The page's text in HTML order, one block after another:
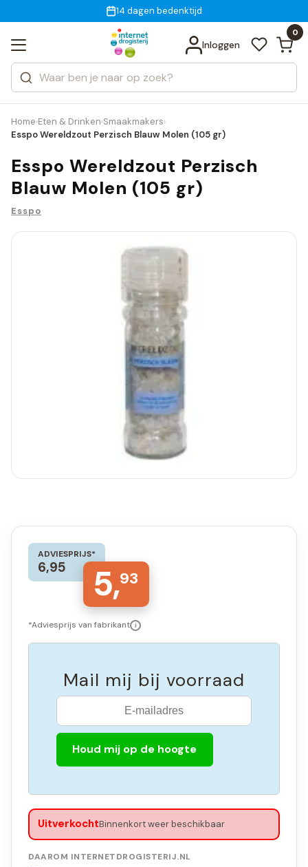
voor 18:00 uur besteld
Gratis bezorging
14 dagen bedenktijd
Inloggen
0
Zoeken
Categorieën
Merken
Bekijk alle resultaten
Home›Eten & Drinken›Smaakmakers›
Esspo Wereldzout Perzisch Blauw Molen (105 gr)
Esspo Wereldzout Perzisch
Blauw Molen (105 gr)
Esspo
ADVIESPRIJS*
6,95 5,93
*Adviesprijs van fabrikant i
Mail mij bij voorraad
Houd mij op de hoogte
UitverkochtBinnenkort weer beschikbaar
DAAROM INTERNETDROGISTERIJ.NL